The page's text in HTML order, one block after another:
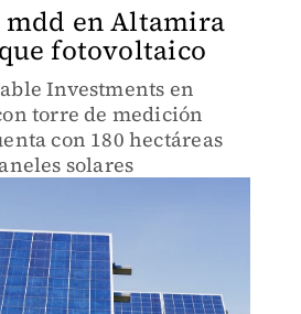
mdd en Altamira
fotovoltaico
Investments en
torre de medición
con 180 hectáreas
solares